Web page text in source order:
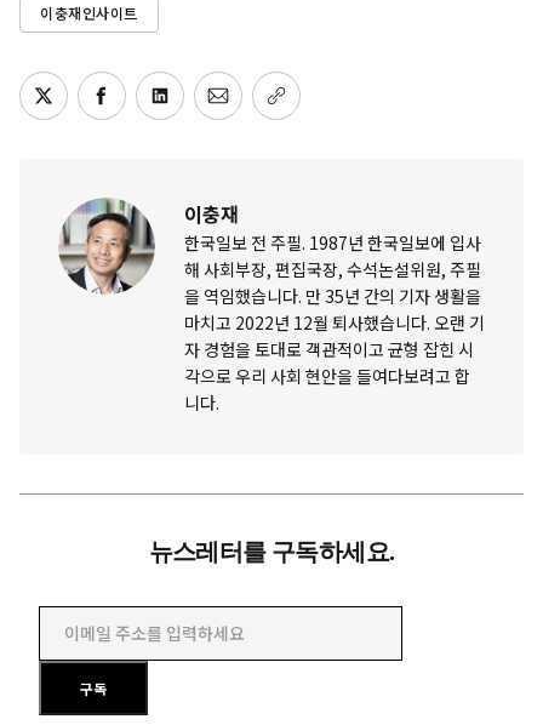
이충재인사이트
이충재
한국일보 전 주필. 1987년 한국일보에 입사
해 사회부장, 편집국장, 수석논설위원, 주필
을 역임했습니다. 만 35년 간의 기자 생활을
마치고 2022년 12월 퇴사했습니다. 오랜 기
자 경험을 토대로 객관적이고 균형 잡힌 시
각으로 우리 사회 현안을 들여다보려고 합
니다.
뉴스레터를 구독하세요.
이메일 주소를 입력하세요
구독